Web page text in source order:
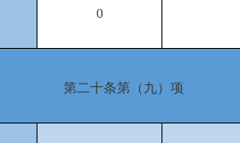
0
第二十条第（九）项